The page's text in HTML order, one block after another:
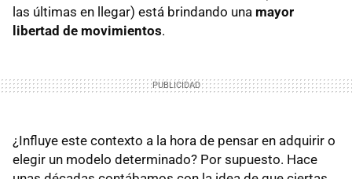
las últimas en llegar) está brindando una mayor
libertad de movimientos.
¿Influye este contexto a la hora de pensar en adquirir o
elegir un modelo determinado? Por supuesto. Hace